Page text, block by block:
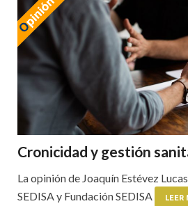
Cronicidad y gestión
La opinión de Joaquín Estévez
SEDISA y Fundación SEDISA
LEER